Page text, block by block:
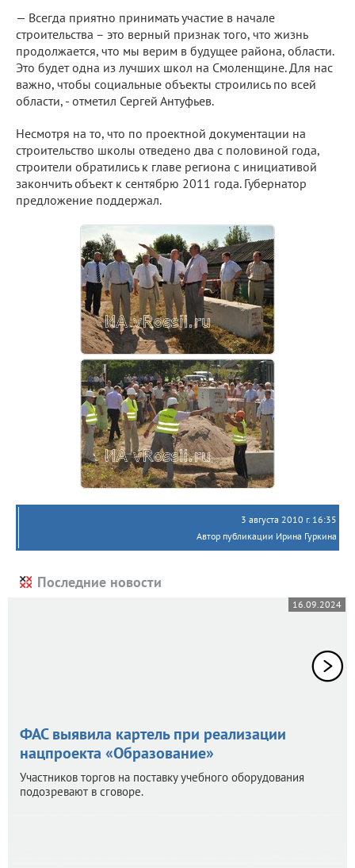
— Всегда приятно принимать участие в начале
строительства – это верный признак того, что жизнь
продолжается, что мы верим в будущее района, области.
Это будет одна из лучших школ на Смоленщине. Для нас
важно, чтобы социальные объекты строились по всей
области, - отметил Сергей Антуфьев.
Несмотря на то, что по проектной документации на
строительство школы отведено два с половиной года,
строители обратились к главе региона с инициативой
закончить объект к сентябрю 2011 года. Губернатор
предложение поддержал.
3 августа 2010 г. 16:35
Автор публикации Ирина Гуркина
Последние новости
16.09.2024
ФАС выявила картель при реализации
нацпроекта «Образование»
Участников торгов на поставку учебного оборудования
подозревают в сговоре.